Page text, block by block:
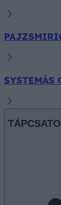
SYSTEMÁS